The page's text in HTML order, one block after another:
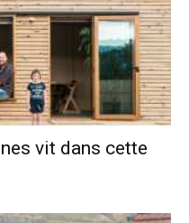
vit dans cette